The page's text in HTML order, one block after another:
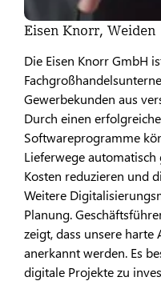
Eisen Knorr, Weiden
Die Eisen Knorr GmbH
Gewerbekunden aus
Durch einen
Softwareprogramme
Lieferwege
Kosten reduzieren und
Weitere
Planung.
zeigt, dass unsere
anerkannt werden. Es
digitale Projekte zu